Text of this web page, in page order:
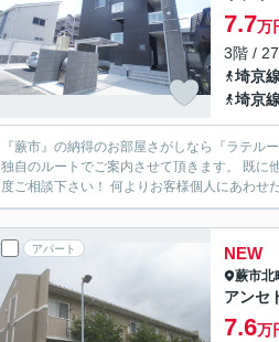
7.7万
3階 /
埼京
埼京
『蕨市』の納得のお部屋さがしなら『ラテ
独自のルートでご案内させて頂きます。 既に
度ご相談下さい！ 何よりお客様
アパート NEW
蕨市北
アンセ
7.6万